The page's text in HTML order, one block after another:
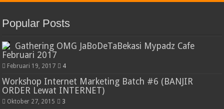
Popular Posts
Gathering OMG JaBoDeTaBekasi Mypadz Cafe
Februari 2017
Februari 19, 2017 4
Workshop Internet Marketing Batch #6 (BANJIR
ORDER Lewat INTERNET)
Oktober 27, 2015 3